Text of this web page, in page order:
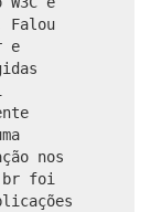
Falou
e
nos
foi